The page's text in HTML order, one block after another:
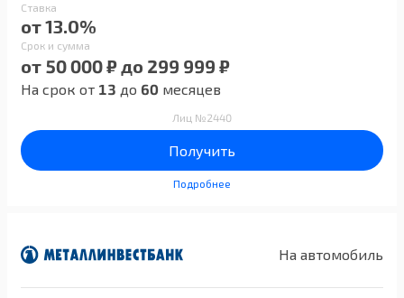
Ставка
от 13.0%
Срок и сумма
от 50 000 ₽ до 299 999 ₽
На срок от 13 до 60 месяцев
Лиц №2440
Получить
Подробнее
На автомобиль